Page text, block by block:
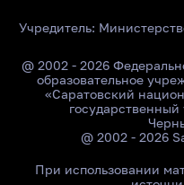
Учредитель:
@ 2002 - 2026
образовательное
«Саратовский
@ 2002 - 2026
При использовании